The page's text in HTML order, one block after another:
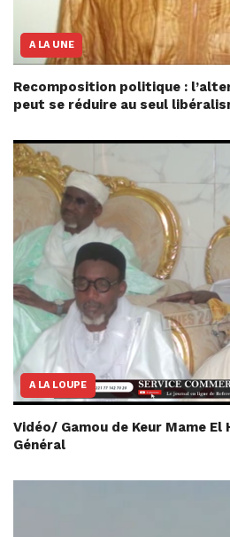
A LA UNE
Recomposition politique :
peut se réduire au seul
A LA LOUPE
Vidéo/ Gamou de Keur Mame El
Général